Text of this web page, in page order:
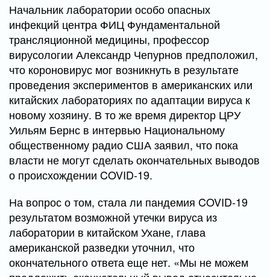
Начальник лаборатории особо опасных
инфекций центра ФИЦ Фундаментальной
трансляционной медицины, профессор
вирусологии Александр Чепурнов предположил,
что короновирус мог возникнуть в результате
проведения экспериментов в американских или
китайских лабораториях по адаптации вируса к
новому хозяину. В то же время директор ЦРУ
Уильям Бернс в интервью Национальному
общественному радио США заявил, что пока
власти не могут сделать окончательных выводов
о происхождении COVID-19.
На вопрос о том, стала ли пандемия COVID-19
результатом возможной утечки вируса из
лаборатории в китайском Ухане, глава
американской разведки уточнил, что
окончательного ответа еще нет. «Мы не можем